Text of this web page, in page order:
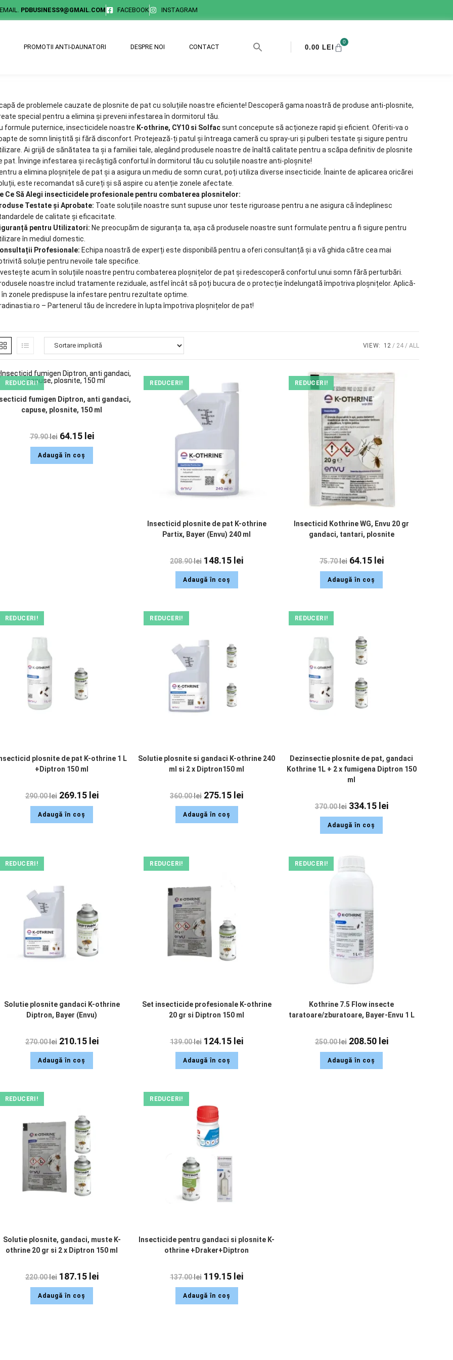
PDBUSINESS9@GMAIL.COM FACEBOOK INSTAGRAM
PROMOTII ANTI-DAUNATORI DESPRE NOI CONTACT 0.00 LEI
0
de problemele cauzate de plosnite de pat cu soluțiile noastre eficiente! Descoperă gama noastră de produse anti-plosnite,
special pentru a elimina și preveni infestarea în dormitorul tău.
formule puternice, insecticidele noastre K-othrine, CY10 si Solfacsunt concepute să acționeze rapid și eficient. Oferiti-va o
de somn liniștită și fără disconfort. Protejează-ți patul și întreaga cameră cu spray-uri și pulberi testate și sigure pentru
Ai grijă de sănătatea ta și a familiei tale, alegând produsele noastre de înaltă calitate pentru a scăpa definitiv de plosnite
pat. Învinge infestarea și recâștigă confortul în dormitorul tău cu soluțiile noastre anti-ploșnite!
a elimina ploșnițele de pat și a asigura un mediu de somn curat, poți utiliza diverse insecticide. Înainte de aplicarea oricărei
este recomandat să cureți și să aspire cu atenție zonele afectate.
Ce Să Alegi insecticidele profesionale pentru combaterea plosnitelor:
Testate și Aprobate: Toate soluțiile noastre sunt supuse unor teste riguroase pentru a ne asigura că îndeplinesc
de calitate și eficacitate.
pentru Utilizatori: Ne preocupăm de siguranța ta, așa că produsele noastre sunt formulate pentru a fi sigure pentru
în mediul domestic.
Profesionale: Echipa noastră de experți este disponibilă pentru a oferi consultanță și a vă ghida către cea mai
soluție pentru nevoile tale specifice.
acum în soluțiile noastre pentru combaterea ploșnițelor de pat și redescoperă confortul unui somn fără perturbări.
noastre includ tratamente reziduale, astfel încât să poți bucura de o protecție îndelungată împotriva ploșnițelor. Aplică-
în zonele predispuse la infestare pentru rezultate optime.
– Partenerul tău de încredere în lupta împotriva ploșnițelor de pat!
VIEW: 12 24 ALL
REDUCERI!
fumigen Diptron, anti gandaci,
capuse, plosnite, 150 ml
79.90lei 64.15 lei
Adaugă în coș
REDUCERI!
Insecticid plosnite de pat K-othrine
Partix, Bayer (Envu) 240 ml
208.90lei 148.15 lei
Adaugă în coș
REDUCERI!
Insecticid Kothrine WG, Envu 20 gr
gandaci, tantari, plosnite
75.70lei 64.15 lei
Adaugă în coș
REDUCERI!
plosnite de pat K-othrine 1 L
+Diptron 150 ml
290.00lei 269.15 lei
Adaugă în coș
REDUCERI!
Solutie plosnite si gandaci K-othrine 240
ml si 2 x Diptron150 ml
360.00lei 275.15 lei
Adaugă în coș
REDUCERI!
Dezinsectie plosnite de pat, gandaci
Kothrine 1L + 2 x fumigena Diptron 150
ml
370.00lei 334.15 lei
Adaugă în coș
REDUCERI!
Solutie plosnite gandaci K-othrine
Diptron, Bayer (Envu)
270.00lei 210.15 lei
Adaugă în coș
REDUCERI!
Set insecticide profesionale K-othrine
20 gr si Diptron 150 ml
139.00lei 124.15 lei
Adaugă în coș
REDUCERI!
Kothrine 7.5 Flow insecte
taratoare/zburatoare, Bayer-Envu 1 L
250.00lei 208.50 lei
Adaugă în coș
REDUCERI!
Solutie plosnite, gandaci, muste K-
othrine 20 gr si 2 x Diptron 150 ml
220.00lei 187.15 lei
Adaugă în coș
REDUCERI!
Insecticide pentru gandaci si plosnite K-
othrine +Draker+Diptron
137.00lei 119.15 lei
Adaugă în coș